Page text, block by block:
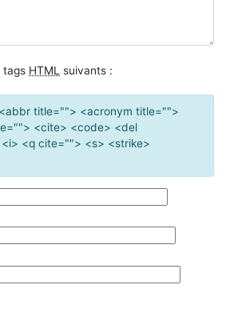
tags HTML suivants :
title=""> <acronym title="">
<cite> <code> <del
<q cite=""> <s> <strike>